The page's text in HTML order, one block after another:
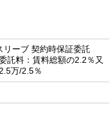
リーブ 契約時保証委託
託料：賃料総額の2.2％又
万/2.5％